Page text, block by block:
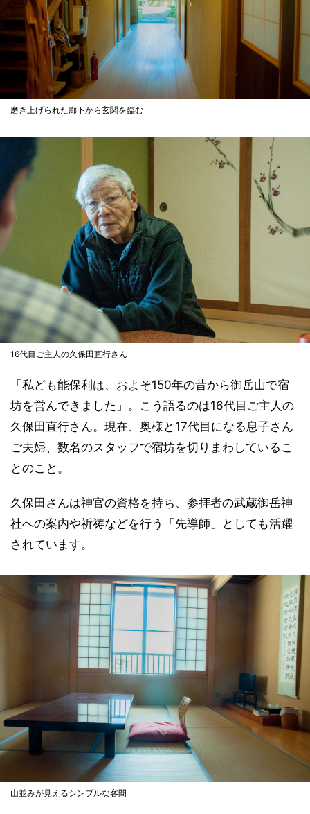
磨き上げられた廊下から玄関を臨む
16代目ご主人の久保田直行さん
「私ども能保利は、およそ150年の昔から御岳山で宿
坊を営んできました」。こう語るのは16代目ご主人の
久保田直行さん。現在、奥様と17代目になる息子さん
ご夫婦、数名のスタッフで宿坊を切りまわしているこ
とのこと。
久保田さんは神官の資格を持ち、参拝者の武蔵御岳神
社への案内や祈祷などを行う「先導師」としても活躍
されています。
山並みが見えるシンプルな客間